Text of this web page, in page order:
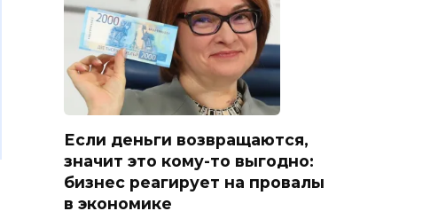
Если деньги возвращаются,
значит это кому-то выгодно:
бизнес реагирует на провалы
в экономике